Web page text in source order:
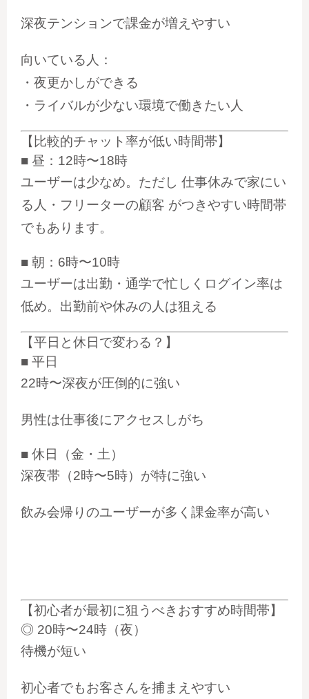
深夜テンションで課金が増えやすい
向いている人：
・夜更かしができる
・ライバルが少ない環境で働きたい人
【比較的チャット率が低い時間帯】
■ 昼：12時〜18時
ユーザーは少なめ。ただし 仕事休みで家にい
る人・フリーターの顧客 がつきやすい時間帯
でもあります。
■ 朝：6時〜10時
ユーザーは出勤・通学で忙しくログイン率は
低め。出勤前や休みの人は狙える
【平日と休日で変わる？】
■ 平日
22時〜深夜が圧倒的に強い
男性は仕事後にアクセスしがち
■ 休日（金・土）
深夜帯（2時〜5時）が特に強い
飲み会帰りのユーザーが多く課金率が高い
【初心者が最初に狙うべきおすすめ時間帯】
◎ 20時〜24時（夜）
待機が短い
初心者でもお客さんを捕まえやすい